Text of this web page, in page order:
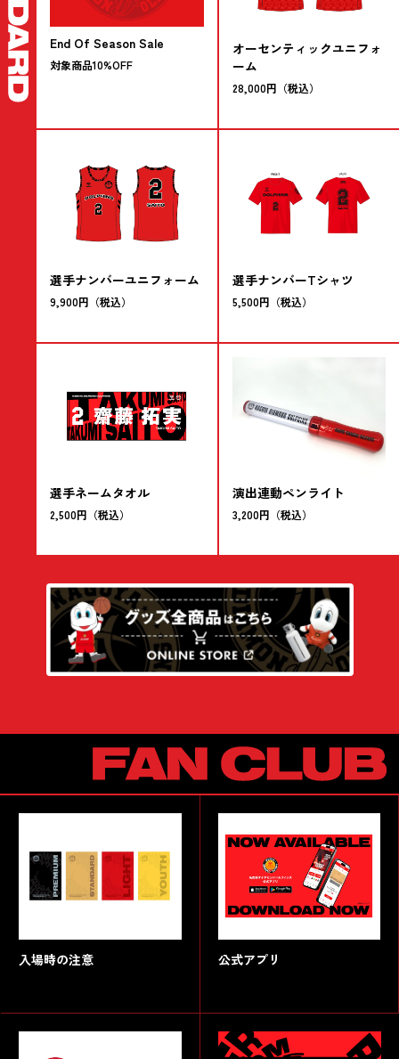
End Of Season Sale
対象商品10%OFF
オーセンティックユニフォ
ーム
28,000円（税込）
選手ナンバーユニフォーム
9,900円（税込）
選手ナンバーTシャツ
5,500円（税込）
選手ネームタオル
2,500円（税込）
演出連動ペンライト
3,200円（税込）
入場時の注意 公式アプリ